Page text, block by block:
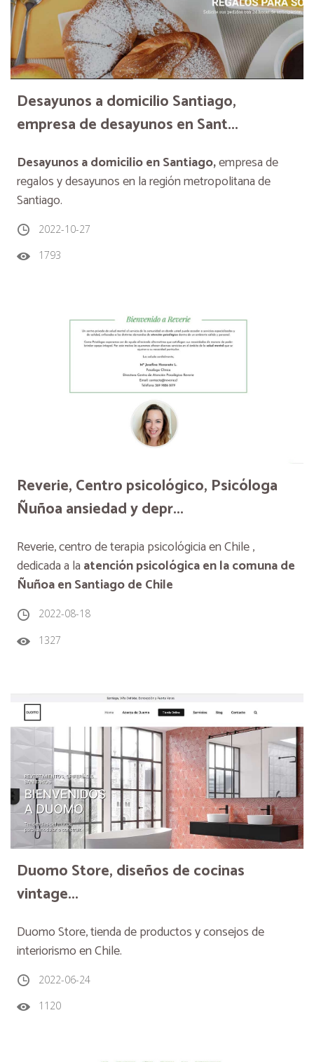
Desayunos a domicilio Santiago,
empresa de desayunos en Sant...
Desayunos a domicilio en Santiago,empresa de
regalos y desayunos en la región metropolitana de
Santiago.
2022-10-27
1793
Reverie, Centro psicológico, Psicóloga
Ñuñoa ansiedad y depr...
Reverie, centro de terapia psicológicia en Chile ,
dedicada a la atención psicológica en la comuna de
Ñuñoa en Santiago de Chile
2022-08-18
1327
Duomo Store, diseños de cocinas
vintage...
Duomo Store, tienda de productos y consejos de
interiorismo en Chile.
2022-06-24
1120